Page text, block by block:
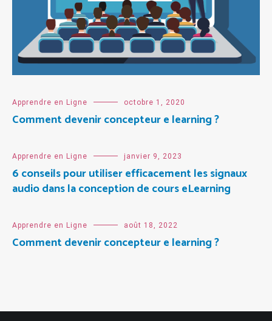
Apprendre en Ligne octobre 1, 2020
Comment devenir concepteur e learning ?
Apprendre en Ligne janvier 9, 2023
6 conseils pour utiliser efficacement les signaux
audio dans la conception de cours eLearning
Apprendre en Ligne août 18, 2022
Comment devenir concepteur e learning ?